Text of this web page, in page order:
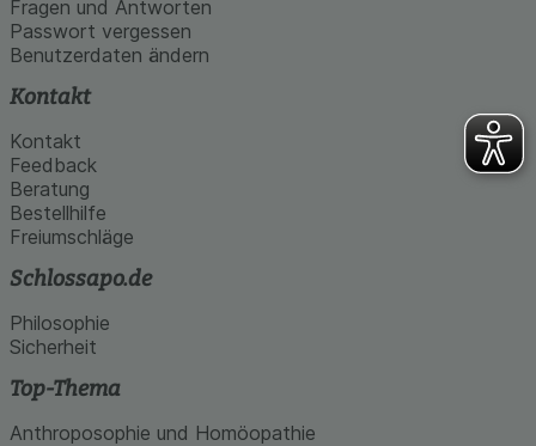
Fragen und Antworten
Passwort vergessen
Benutzerdaten ändern
Kontakt
Kontakt
Feedback
Beratung
Bestellhilfe
Freiumschläge
Schlossapo.de
Philosophie
Sicherheit
Top-Thema
Anthroposophie und Homöopathie